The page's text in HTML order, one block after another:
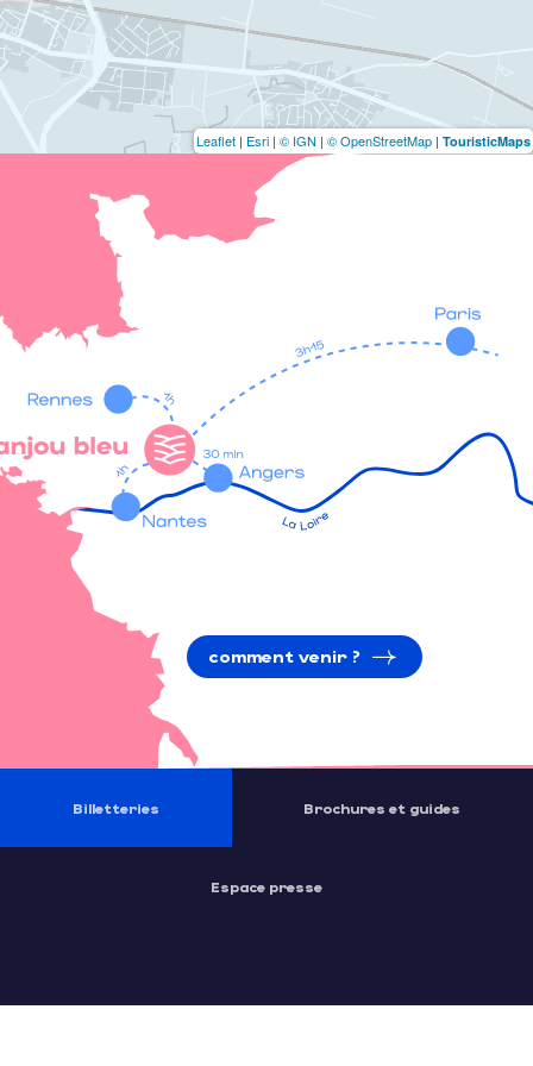
Leaflet | Esri | © IGN | © OpenStreetMap | TouristicMaps
comment venir ?
Billetteries Brochures et guides
Espace presse